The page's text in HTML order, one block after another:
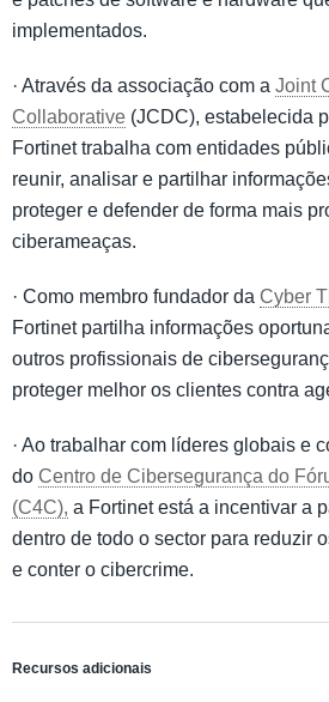
implementados.
· Através da associação com a Joint
Collaborative (JCDC), estabelecida
Fortinet trabalha com entidades
reunir, analisar e partilhar
proteger e defender de forma mais
ciberameaças.
· Como membro fundador da Cyber
Fortinet partilha informações
outros profissionais de
proteger melhor os clientes contra
· Ao trabalhar com líderes globais e
do Centro de Cibersegurança do
(C4C), a Fortinet está a incentivar a
dentro de todo o sector para reduzir
e conter o cibercrime.
Recursos adicionais